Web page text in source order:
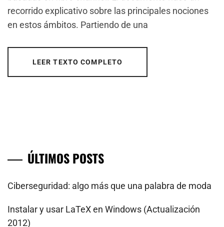
recorrido explicativo sobre las principales nociones
en estos ámbitos. Partiendo de una
LEER TEXTO COMPLETO
ÚLTIMOS POSTS
Ciberseguridad: algo más que una palabra de moda
Instalar y usar LaTeX en Windows (Actualización
2012)